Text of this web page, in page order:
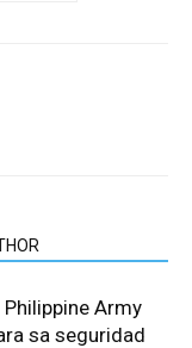
Army
sa seguridad